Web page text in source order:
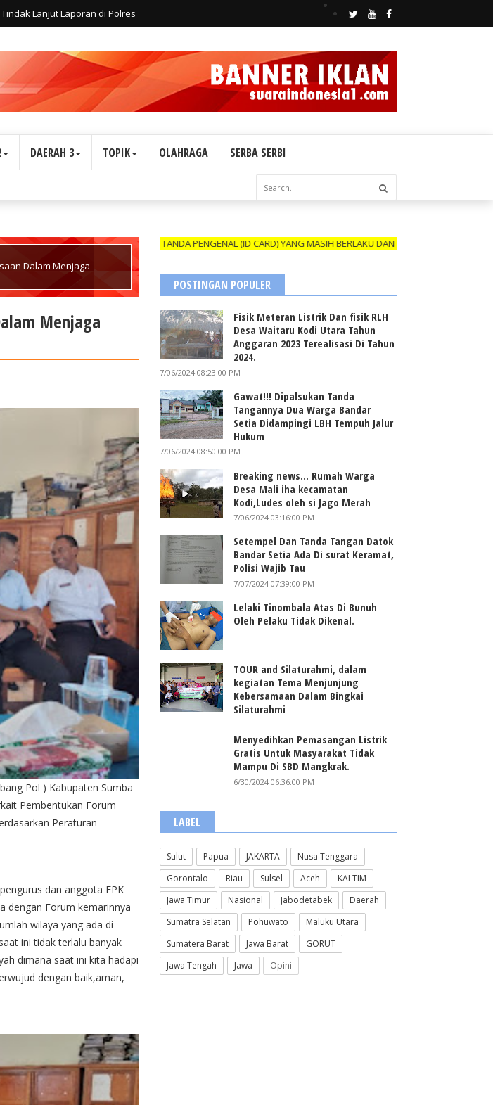
ARENA POLITIK
DAERAH 3 TOPIK OLAHRAGA SERBA SERBI
Dalam Menjaga
Menjaga
Pol ) Kabupaten Sumba
Pembentukan Forum
Peraturan
dan anggota FPK
dengan Forum kemarinnya
wilaya yang ada di
ini tidak terlalu banyak
dimana saat ini kita hadapi
dengan baik,aman,
INDONESIA1 DIBEKALI TANDA PENGENAL (ID CARD) YANG MASIH BERLAKU DAN NAMANYA TERCANTUM DALAM
POSTINGAN POPULER
Fisik Meteran Listrik Dan fisik RLH
Desa Waitaru Kodi Utara Tahun
Anggaran 2023 Terealisasi Di Tahun
2024.
7/06/2024 08:23:00 PM
Gawat!!! Dipalsukan Tanda
Tangannya Dua Warga Bandar
Setia Didampingi LBH Tempuh Jalur
Hukum
7/06/2024 08:50:00 PM
Breaking news... Rumah Warga
Desa Mali iha kecamatan
Kodi,Ludes oleh si Jago Merah
7/06/2024 03:16:00 PM
Setempel Dan Tanda Tangan Datok
Bandar Setia Ada Di surat Keramat,
Polisi Wajib Tau
7/07/2024 07:39:00 PM
Lelaki Tinombala Atas Di Bunuh
Oleh Pelaku Tidak Dikenal.
TOUR and Silaturahmi, dalam
kegiatan Tema Menjunjung
Kebersamaan Dalam Bingkai
Silaturahmi
Menyedihkan Pemasangan Listrik
Gratis Untuk Masyarakat Tidak
Mampu Di SBD Mangkrak.
6/30/2024 06:36:00 PM
LABEL
Sulut Papua JAKARTA
Nusa Tenggara
Gorontalo
Riau Sulsel Aceh
KALTIM
Jawa Timur
Nasional Jabodetabek
Daerah
Sumatra Selatan
Pohuwato
Maluku Utara
Sumatera Barat
Jawa Barat
GORUT
Jawa Tengah
Jawa Opini